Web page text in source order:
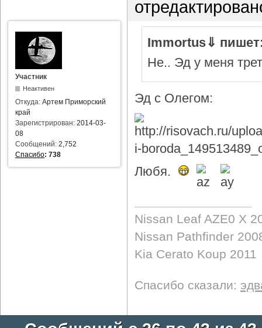
Участник
Неактивен
Откуда: Артем Приморский
край
Зарегистрирован: 2014-03-
08
Сообщений: 2,752
Спасибо: 738
Immortus⇓
Не.. Эд у меня
Эд с Олегом:
Любя.
Nissan Leaf AZE0 X
Nissan Pathfinder
Kia Cerato Koup 2011
Спасибо сказали: